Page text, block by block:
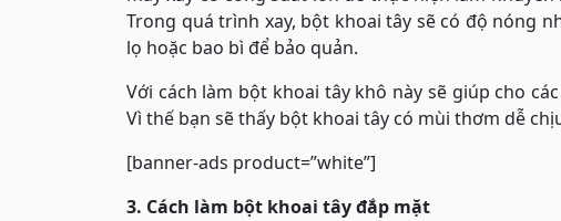
Trong quá trình xay, bột khoai tây sẽ có độ nóng
lọ hoặc bao bì để bảo quản.
Với cách làm bột khoai tây khô này sẽ giúp cho
Vì thế bạn sẽ thấy bột khoai tây có mùi thơm dễ
[banner-ads product=”white”]
3. Cách làm bột khoai tây đắp mặt